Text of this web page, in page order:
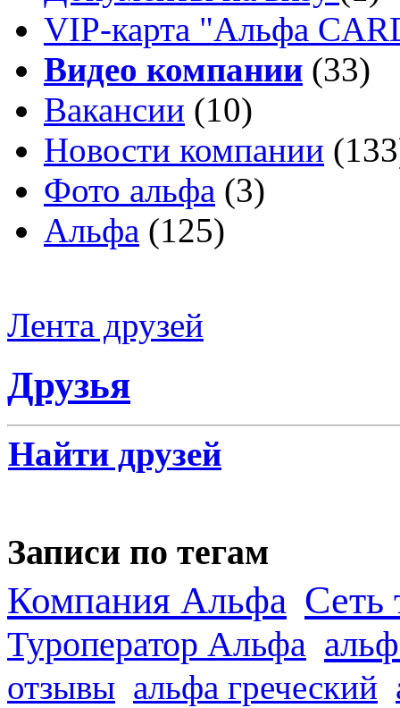
VIP-карта "Альфа
Видео компании (33)
Вакансии (10)
Новости компании
Фото альфа (3)
Альфа (125)
Лента друзей
Друзья
Найти друзей
Записи по тегам
Компания Альфа Сеть
Туроператор Альфа
отзывы альфа греческий